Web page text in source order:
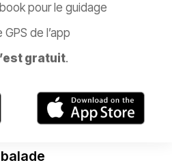
pour le guidage
de l’app
gratuit.